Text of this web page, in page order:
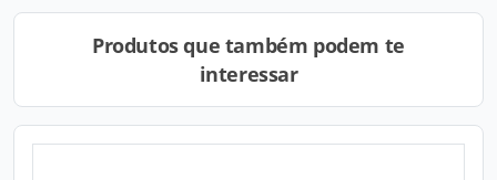
Produtos que também podem te
interessar